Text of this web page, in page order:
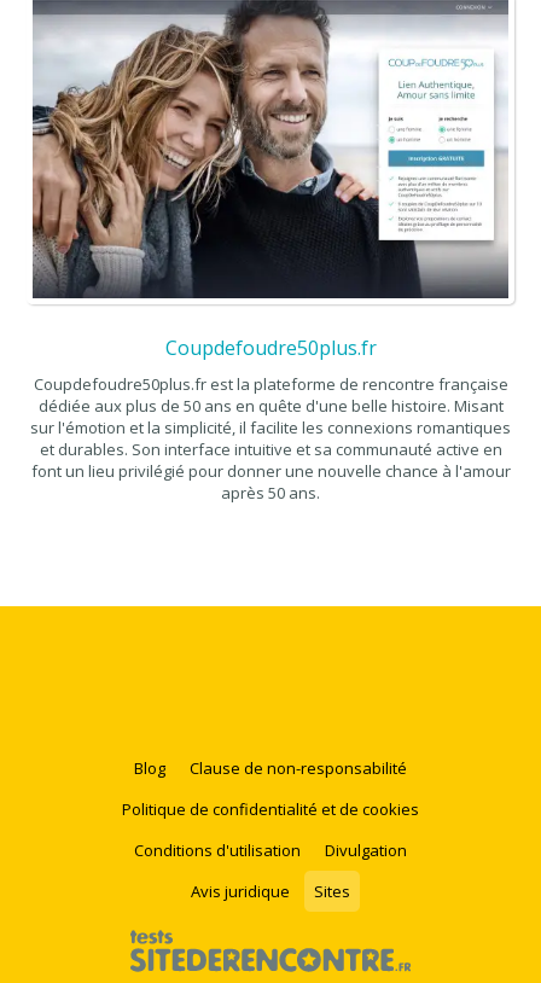
Coupdefoudre50plus.fr
Coupdefoudre50plus.fr est la plateforme de rencontre française
dédiée aux plus de 50 ans en quête d'une belle histoire. Misant
sur l'émotion et la simplicité, il facilite les connexions romantiques
et durables. Son interface intuitive et sa communauté active en
font un lieu privilégié pour donner une nouvelle chance à l'amour
après 50 ans.
Blog
Clause de non-responsabilité
Politique de confidentialité et de cookies
Conditions d'utilisation
Divulgation
Avis juridique
Sites